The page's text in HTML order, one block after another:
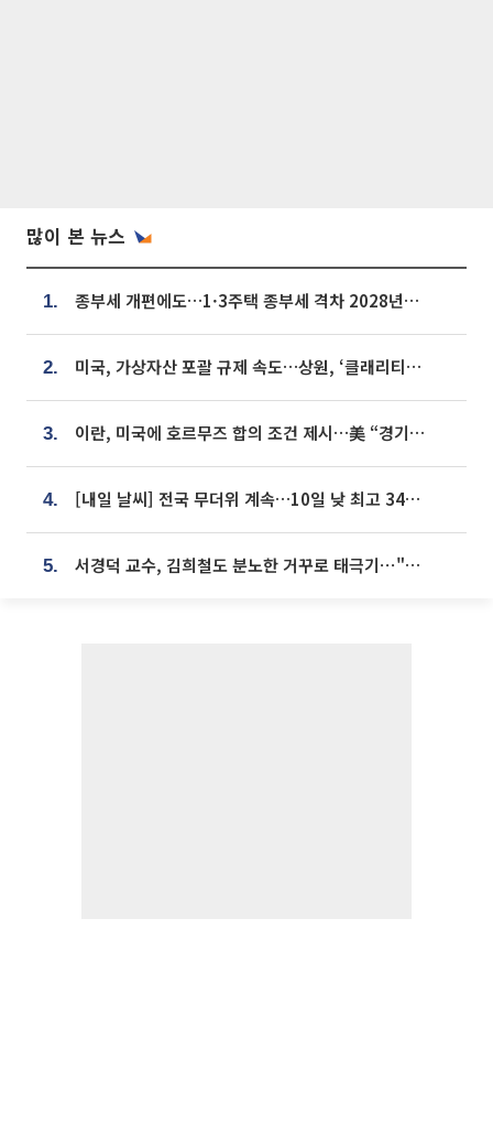
많이 본 뉴스
1. 종부세 개편에도…1·3주택 종부세 격차 2028년부터 확대
2. 미국, 가상자산 포괄 규제 속도…상원, ‘클래리티법’ 9월 절차투표 추진
3. 이란, 미국에 호르무즈 합의 조건 제시…美 “경기 아직 안 끝나” [종합]
4. [내일 날씨] 전국 무더위 계속…10일 낮 최고 34도 육박
5. 서경덕 교수, 김희철도 분노한 거꾸로 태극기⋯"엉터리는 아냐, 아쉬울 뿐"